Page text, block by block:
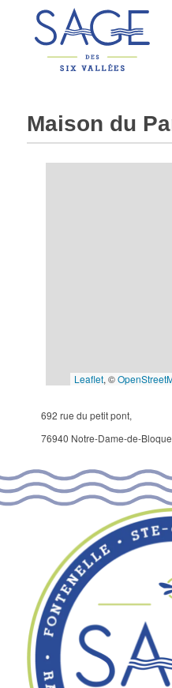
Maison du
Leaflet, ©
692 rue du petit pont,
76940 Notre-Dame-de-